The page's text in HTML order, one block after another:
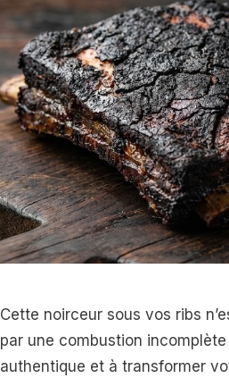
Cette noirceur sous vos ribs
par une combustion
authentique et à transformer